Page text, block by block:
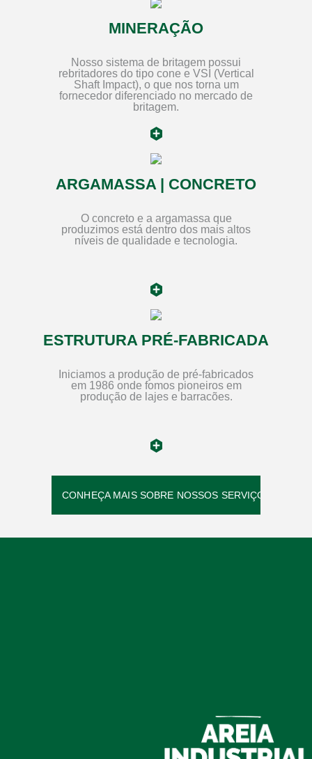
MINERAÇÃO
Nosso sistema de britagem possui
rebritadores do tipo cone e VSI (Vertical
Shaft Impact), o que nos torna um
fornecedor diferenciado no mercado de
britagem.
ARGAMASSA | CONCRETO
O concreto e a argamassa que
produzimos está dentro dos mais altos
níveis de qualidade e tecnologia.
ESTRUTURA PRÉ-FABRICADA
Iniciamos a produção de pré-fabricados
em 1986 onde fomos pioneiros em
produção de lajes e barracões.
CONHEÇA MAIS SOBRE NOSSOS SERVIÇOS